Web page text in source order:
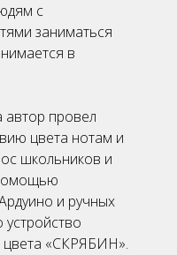
с
заниматься
в
автор провел
цвета нотам и
школьников и
и ручных
цвета «СКРЯБИН».